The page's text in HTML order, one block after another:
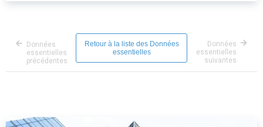
Données
essentielles
précédentes
Retour à la liste des Données
essentielles
Données
essentielles
suivantes